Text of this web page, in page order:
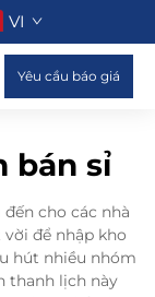
VI
Yêu cầu báo giá
bán sỉ
cho các nhà
để nhập kho
hút nhiều nhóm
thanh lịch này